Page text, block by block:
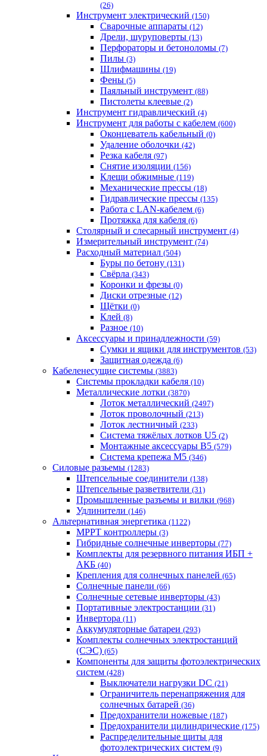
(26)
Инструмент электрический (150)
Сварочные аппараты (12)
Дрели, шуруповерты (13)
Перфораторы и бетоноломы (7)
Пилы (3)
Шлифмашины (19)
Фены (5)
Паяльный инструмент (88)
Пистолеты клеевые (2)
Инструмент гидравлический (4)
Инструмент для работы с кабелем (600)
Оконцеватель кабельный (0)
Удаление оболочки (42)
Резка кабеля (97)
Снятие изоляции (156)
Клещи обжимные (119)
Механические прессы (18)
Гидравлические прессы (135)
Работа с LAN-кабелем (6)
Протяжка для кабеля (6)
Столярный и слесарный инструмент (4)
Измерительный инструмент (74)
Расходный материал (504)
Буры по бетону (131)
Свёрла (343)
Коронки и фрезы (0)
Диски отрезные (12)
Щётки (0)
Клей (8)
Разное (10)
Аксессуары и принадлежности (59)
Cумки и ящики для инструментов (53)
Защитная одежда (6)
Кабеленесущие системы (3883)
Системы прокладки кабеля (10)
Металлические лотки (3870)
Лоток металлический (2497)
Лоток проволочный (213)
Лоток лестничный (233)
Система тяжёлых лотков U5 (2)
Монтажные аксессуары B5 (579)
Система крепежа M5 (346)
Силовые разьемы (1283)
Штепсельные соединители (138)
Штепсельные разветвители (31)
Промышленные разъемы и вилки (968)
Удлинители (146)
Альтернативная энергетика (1122)
MPPT контроллеры (3)
Гибридные солнечные инверторы (77)
Комплекты для резервного питания ИБП +
АКБ (40)
Крепления для солнечных панелей (65)
Солнечные панели (66)
Солнечные сетевые инверторы (43)
Портативные электростанции (31)
Инвертора (11)
Аккумуляторные батареи (293)
Комплекты солнечных электростанций
(СЭС) (65)
Компоненты для защиты фотоэлектрических
систем (428)
Выключатели нагрузки DC (21)
Ограничитель перенапряжения для
солнечных батарей (36)
Предохранители ножевые (187)
Предохранители цилиндрические (175)
Распределительные щиты для
фотоэлектрических систем (9)